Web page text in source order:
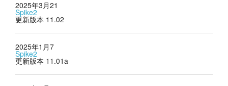
2025年3月21
Spike2
更新版本 11.02
2025年1月7
Spike2
更新版本 11.01a